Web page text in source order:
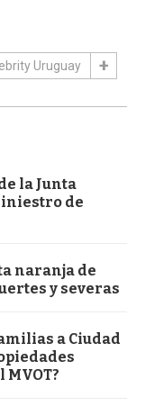
Uruguay
la Junta
de
naranja de
y severas
a Ciudad
MVOT?